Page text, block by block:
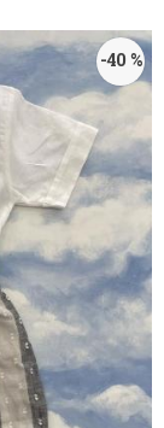
-40 %